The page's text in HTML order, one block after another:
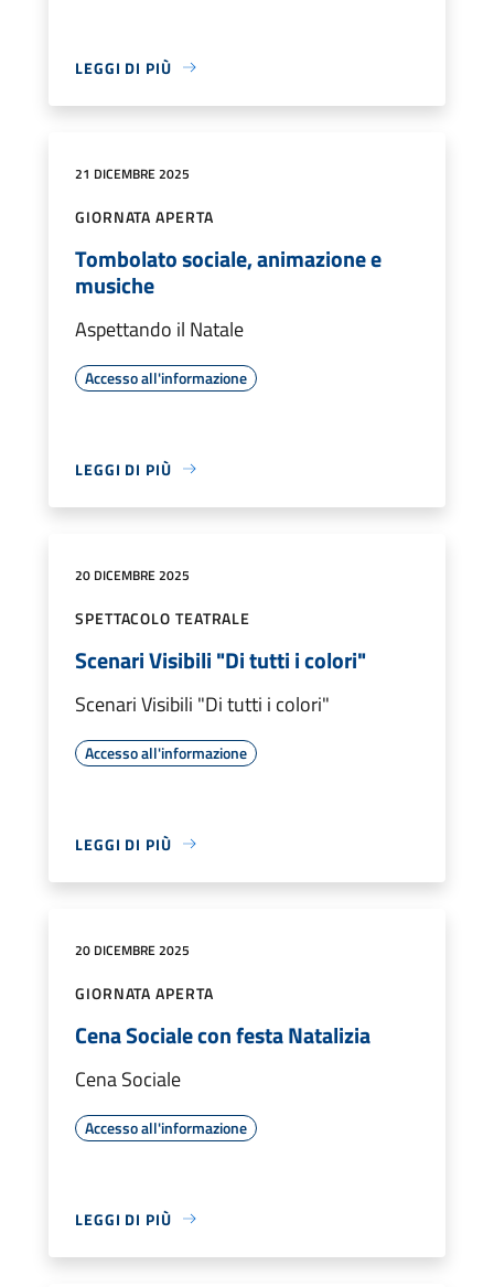
LEGGI DI PIÙ
21 DICEMBRE 2025
GIORNATA APERTA
Tombolato sociale, animazione e
musiche
Aspettando il Natale
Accesso all'informazione
LEGGI DI PIÙ
20 DICEMBRE 2025
SPETTACOLO TEATRALE
Scenari Visibili "Di tutti i colori"
Scenari Visibili "Di tutti i colori"
Accesso all'informazione
LEGGI DI PIÙ
20 DICEMBRE 2025
GIORNATA APERTA
Cena Sociale con festa Natalizia
Cena Sociale
Accesso all'informazione
LEGGI DI PIÙ